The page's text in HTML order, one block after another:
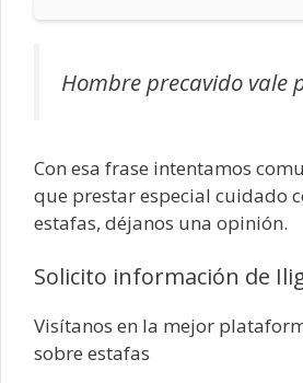
Hombre precavido vale
Con esa frase intentamos
que prestar especial cuidado
estafas, déjanos una opinión.
Solicito información de
Visítanos en la mejor
sobre estafas